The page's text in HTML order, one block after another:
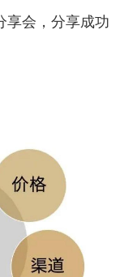
享会，分享成功